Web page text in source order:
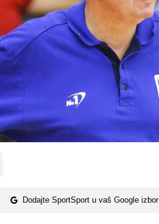
Dodajte SportSport u vaš Google izbor